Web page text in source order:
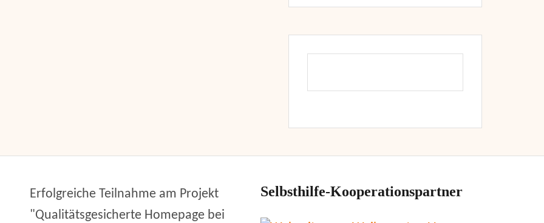
Erfolgreiche Teilnahme am Projekt
"Qualitätsgesicherte Homepage bei
Selbsthilfe-Kooperationspartner